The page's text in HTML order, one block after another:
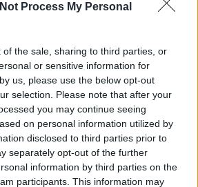
Process My Personal
of the sale, sharing to third parties, or
or sensitive information for
us, please use the below opt-out
selection. Please note that after your
you may continue seeing
on personal information utilized by
disclosed to third parties prior to
separately opt-out of the further
information by third parties on the
participants. This information may